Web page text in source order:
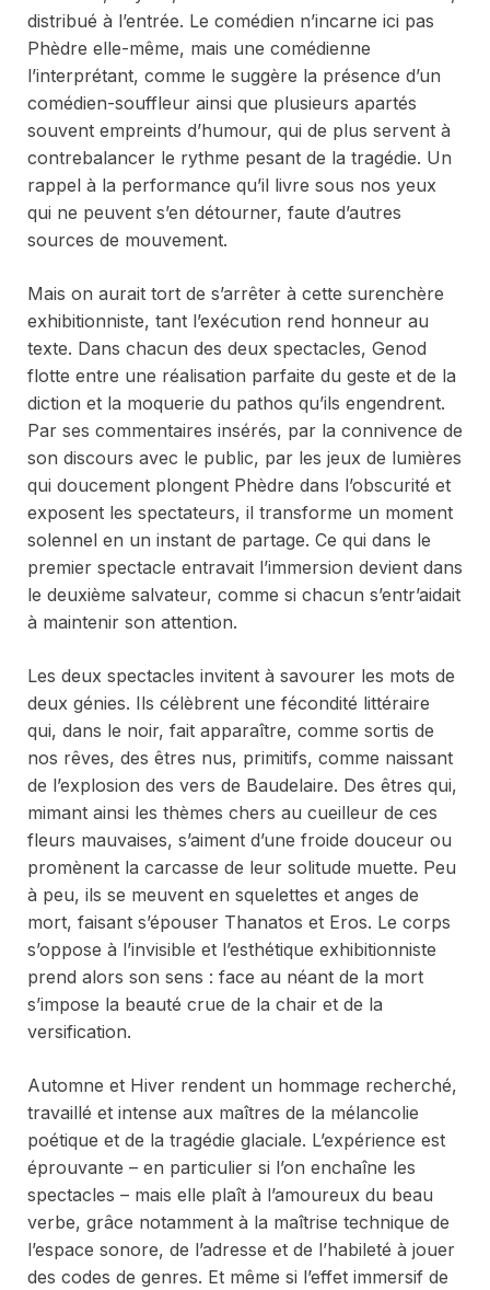
distribué à l’entrée. Le comédien n’incarne ici pas
Phèdre elle-même, mais une comédienne
l’interprétant, comme le suggère la présence d’un
comédien-souffleur ainsi que plusieurs apartés
souvent empreints d’humour, qui de plus servent à
contrebalancer le rythme pesant de la tragédie. Un
rappel à la performance qu’il livre sous nos yeux
qui ne peuvent s’en détourner, faute d’autres
sources de mouvement.
Mais on aurait tort de s’arrêter à cette surenchère
exhibitionniste, tant l’exécution rend honneur au
texte. Dans chacun des deux spectacles, Genod
flotte entre une réalisation parfaite du geste et de la
diction et la moquerie du pathos qu’ils engendrent.
Par ses commentaires insérés, par la connivence de
son discours avec le public, par les jeux de lumières
qui doucement plongent Phèdre dans l’obscurité et
exposent les spectateurs, il transforme un moment
solennel en un instant de partage. Ce qui dans le
premier spectacle entravait l’immersion devient dans
le deuxième salvateur, comme si chacun s’entr’aidait
à maintenir son attention.
Les deux spectacles invitent à savourer les mots de
deux génies. Ils célèbrent une fécondité littéraire
qui, dans le noir, fait apparaître, comme sortis de
nos rêves, des êtres nus, primitifs, comme naissant
de l’explosion des vers de Baudelaire. Des êtres qui,
mimant ainsi les thèmes chers au cueilleur de ces
fleurs mauvaises, s’aiment d’une froide douceur ou
promènent la carcasse de leur solitude muette. Peu
à peu, ils se meuvent en squelettes et anges de
mort, faisant s’épouser Thanatos et Eros. Le corps
s’oppose à l’invisible et l’esthétique exhibitionniste
prend alors son sens : face au néant de la mort
s’impose la beauté crue de la chair et de la
versification.
Automne et Hiver rendent un hommage recherché,
travaillé et intense aux maîtres de la mélancolie
poétique et de la tragédie glaciale. L’expérience est
éprouvante – en particulier si l’on enchaîne les
spectacles – mais elle plaît à l’amoureux du beau
verbe, grâce notamment à la maîtrise technique de
l’espace sonore, de l’adresse et de l’habileté à jouer
des codes de genres. Et même si l’effet immersif de